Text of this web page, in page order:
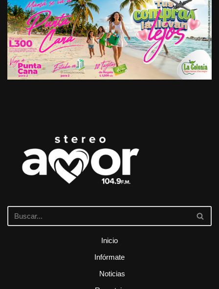
Inicio
Infórmate
Noticias